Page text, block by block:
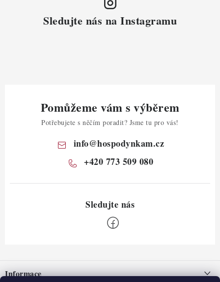
Sledujte nás na Instagramu
Pomůžeme vám s výběrem
Potřebujete s něčím poradit? Jsme tu pro vás!
info@hospodynkam.cz
+420 773 509 080
pInformace